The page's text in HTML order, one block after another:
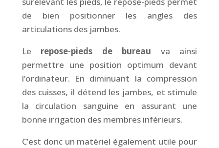
de bien positionner les angles des
articulations des jambes.
Le repose-pieds de bureau va ainsi
permettre une position optimum devant
l’ordinateur. En diminuant la compression
des cuisses, il détend les jambes, et stimule
la circulation sanguine en assurant une
bonne irrigation des membres inférieurs.
C’est donc un matériel également utile pour